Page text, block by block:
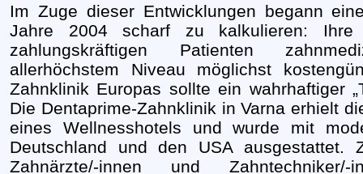
Im Zuge dieser Entwicklungen begann
Jahre 2004 scharf zu kalkulieren:
zahlungskräftigen Patienten
allerhöchstem Niveau möglichst
Zahnklinik Europas sollte ein wahrhaftiger
Die Dentaprime-Zahnklinik in Varna erhielt
eines Wellnesshotels und wurde mit
Deutschland und den USA ausgestattet.
Zahnärzte/-innen und